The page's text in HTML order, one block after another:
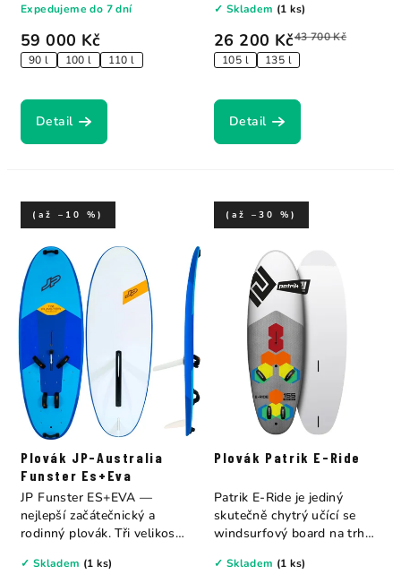
59 000 Kč
90 l 100 l 110 l
Expedujeme do 7 dní
Detail
26 200 Kč43 700 Kč
105 l 135 l
✓ Skladem (1 ks)
Detail
Plovák JP-Australia
Funster Es+Eva
(až –10 %)
✓ Skladem (1 ks)
JP Funster ES+EVA —
nejlepší začátečnický a
rodinný plovák. Tři velikosti:
Plovák Patrik E-Ride
(až –30 %)
✓ Skladem (1 ks)
Patrik E-Ride je jediný
skutečně chytrý učící se
windsurfový board na trhu